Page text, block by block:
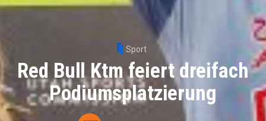
Sport
Red Bull Ktm feiert dreifach
Podiumsplatzierung